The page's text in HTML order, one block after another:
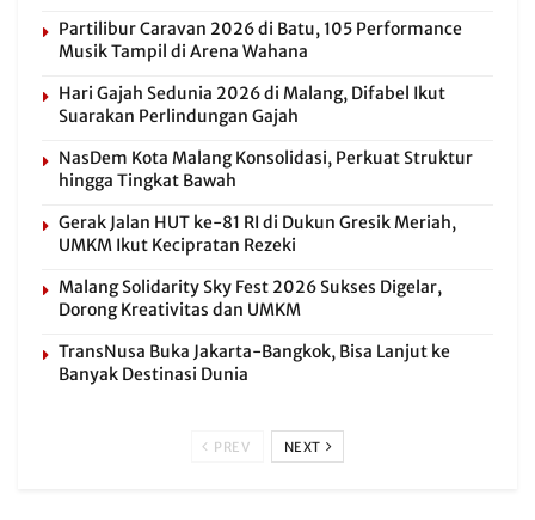
Partilibur Caravan 2026 di Batu, 105 Performance
Musik Tampil di Arena Wahana
Hari Gajah Sedunia 2026 di Malang, Difabel Ikut
Suarakan Perlindungan Gajah
NasDem Kota Malang Konsolidasi, Perkuat Struktur
hingga Tingkat Bawah
Gerak Jalan HUT ke-81 RI di Dukun Gresik Meriah,
UMKM Ikut Kecipratan Rezeki
Malang Solidarity Sky Fest 2026 Sukses Digelar,
Dorong Kreativitas dan UMKM
TransNusa Buka Jakarta-Bangkok, Bisa Lanjut ke
Banyak Destinasi Dunia
PREV NEXT